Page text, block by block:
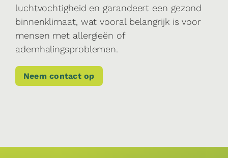
luchtvochtigheid en garandeert een gezond
binnenklimaat, wat vooral belangrijk is voor
mensen met allergieën of
ademhalingsproblemen.
Neem contact op